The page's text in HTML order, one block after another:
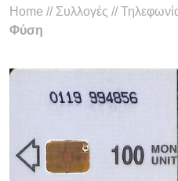
Home // Συλλογές //
Φύση